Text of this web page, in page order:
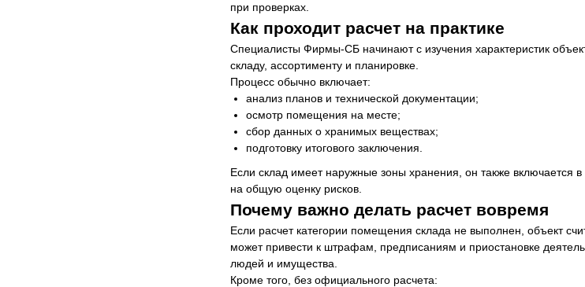
при проверках.
Как проходит расчет на практике
Специалисты Фирмы-СБ начинают с изучения характеристик
складу, ассортименту и планировке.
Процесс обычно включает:
анализ планов и технической документации;
осмотр помещения на месте;
сбор данных о хранимых веществах;
подготовку итогового заключения.
Если склад имеет наружные зоны хранения, он также включается в
на общую оценку рисков.
Почему важно делать расчет вовремя
Если расчет категории помещения склада не выполнен, объект
может привести к штрафам, предписаниям и приостановке
людей и имущества.
Кроме того, без официального расчета: